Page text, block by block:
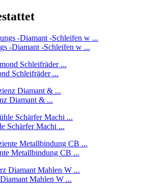
​​-Diamant -Schleifen w ...
Schleifräder ...
Diamant & ...
Schärfer Machi ...
Metallbindung CB ...
Mahlen W ...